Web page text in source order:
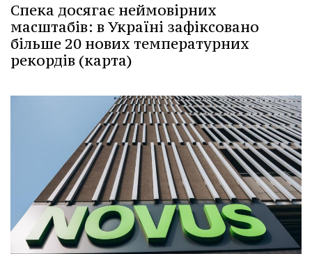
Спека досягає неймовірних
масштабів: в Україні зафіксовано
більше 20 нових температурних
рекордів (карта)